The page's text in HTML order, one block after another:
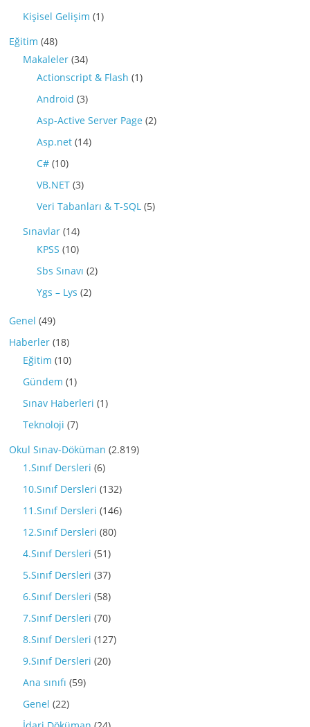
Kişisel Gelişim (1)
Eğitim (48)
Makaleler (34)
Actionscript & Flash (1)
Android (3)
Asp-Active Server Page (2)
Asp.net (14)
C# (10)
VB.NET (3)
Veri Tabanları & T-SQL (5)
Sınavlar (14)
KPSS (10)
Sbs Sınavı (2)
Ygs – Lys (2)
Genel (49)
Haberler (18)
Eğitim (10)
Gündem (1)
Sınav Haberleri (1)
Teknoloji (7)
Okul Sınav-Döküman (2.819)
1.Sınıf Dersleri (6)
10.Sınıf Dersleri (132)
11.Sınıf Dersleri (146)
12.Sınıf Dersleri (80)
4.Sınıf Dersleri (51)
5.Sınıf Dersleri (37)
6.Sınıf Dersleri (58)
7.Sınıf Dersleri (70)
8.Sınıf Dersleri (127)
9.Sınıf Dersleri (20)
Ana sınıfı (59)
Genel (22)